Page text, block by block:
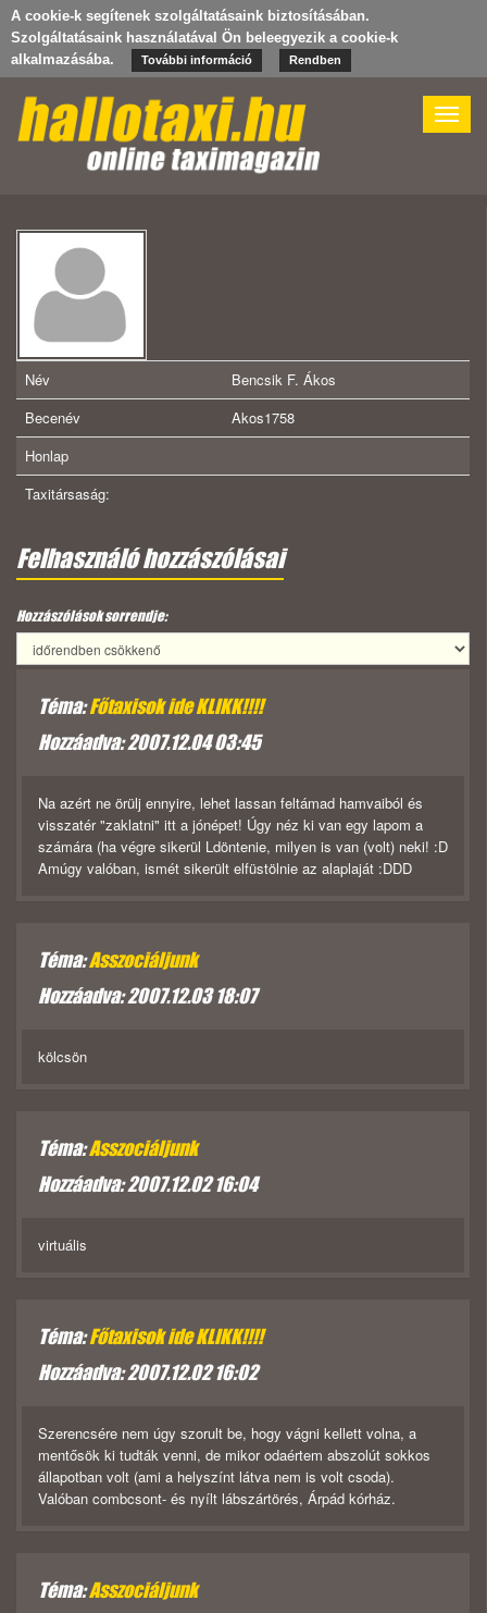
A cookie-k segítenek szolgáltatásaink biztosításában.
Szolgáltatásaink használatával Ön beleegyezik a cookie-k
alkalmazásába.
További információ Rendben
Toggle
Név
Bencsik F. Ákos
Becenév
Akos1758
Honlap
Taxitársaság:
Felhasználó hozzászólásai
Hozzászólások sorrendje:
Téma:Főtaxisok ide KLIKK!!!!
Hozzáadva: 2007.12.04 03:45
Na azért ne örülj ennyire, lehet lassan feltámad hamvaiból és
visszatér "zaklatni" itt a jónépet! Úgy néz ki van egy lapom a
számára (ha végre sikerül Ldöntenie, milyen is van (volt) neki! :D
Amúgy valóban, ismét sikerült elfüstölnie az alaplaját :DDD
Téma:Asszociáljunk
Hozzáadva: 2007.12.03 18:07
kölcsön
Téma:Asszociáljunk
Hozzáadva: 2007.12.02 16:04
virtuális
Téma:Főtaxisok ide KLIKK!!!!
Hozzáadva: 2007.12.02 16:02
Szerencsére nem úgy szorult be, hogy vágni kellett volna, a
mentősök ki tudták venni, de mikor odaértem abszolút sokkos
állapotban volt (ami a helyszínt látva nem is volt csoda).
Valóban combcsont- és nyílt lábszártörés, Árpád kórház.
Téma:Asszociáljunk